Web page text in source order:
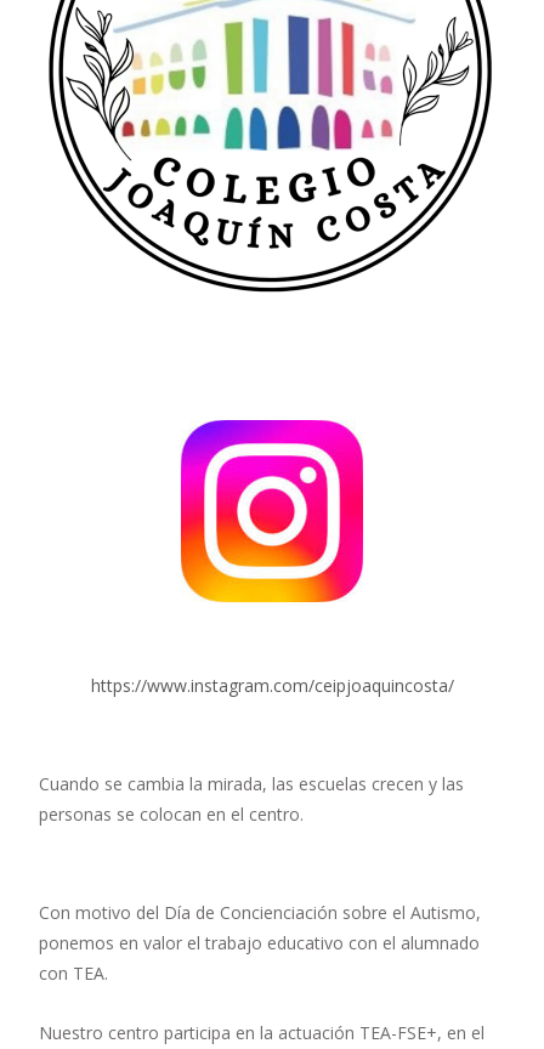
https://www.instagram.com/ceipjoaquincosta/
Cuando se cambia la mirada, las escuelas crecen y las
personas se colocan en el centro.
Con motivo del Día de Concienciación sobre el Autismo,
ponemos en valor el trabajo educativo con el alumnado
con TEA.
Nuestro centro participa en la actuación TEA-FSE+, en el